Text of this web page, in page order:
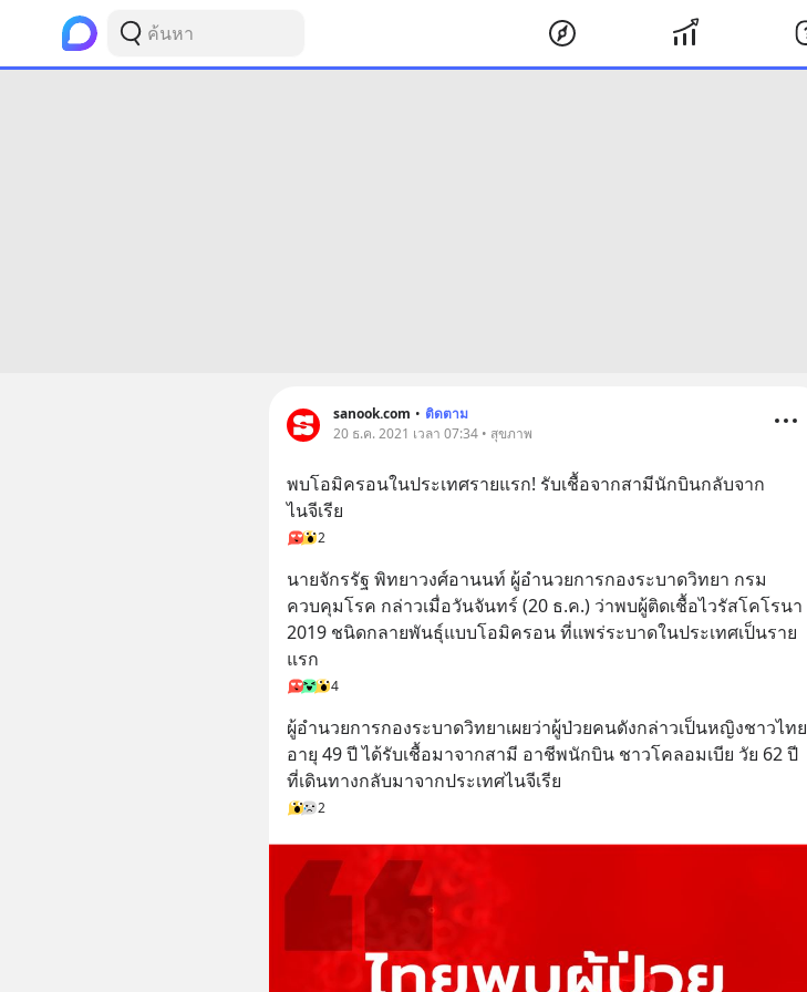
sanook.com • ติดตาม
20 ธ.ค. 2021 เวลา 07:34 • สุขภาพ
พบโอมิครอนในประเทศรายแรก! รับเชื้อจากสามีนักบินกลับจาก
ไนจีเรีย
2
นายจักรรัฐ พิทยาวงศ์อานนท์ ผู้อำนวยการกองระบาดวิทยา กรม
ควบคุมโรค กล่าวเมื่อวันจันทร์ (20 ธ.ค.) ว่าพบผู้ติดเชื้อไวรัสโคโรนา
2019 ชนิดกลายพันธุ์แบบโอมิครอน ที่แพร่ระบาดในประเทศเป็นราย
แรก
4
ผู้อำนวยการกองระบาดวิทยาเผยว่าผู้ป่วยคนดังกล่าวเป็นหญิงชาวไทย
อายุ 49 ปี ได้รับเชื้อมาจากสามี อาชีพนักบิน ชาวโคลอมเบีย วัย 62 ปี
ที่เดินทางกลับมาจากประเทศไนจีเรีย
2